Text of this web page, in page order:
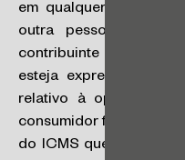
em qualquer de seus
outra pessoa, desde
contribuinte do
esteja expressamente
relativo à operação.
consumidor final não
do ICMS que cabe à